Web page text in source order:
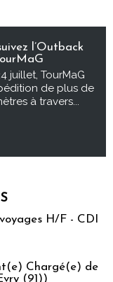
l’Outback
juillet, TourMaG
de plus de
à travers...
H/F - CDI
Chargé(e) de
(91))